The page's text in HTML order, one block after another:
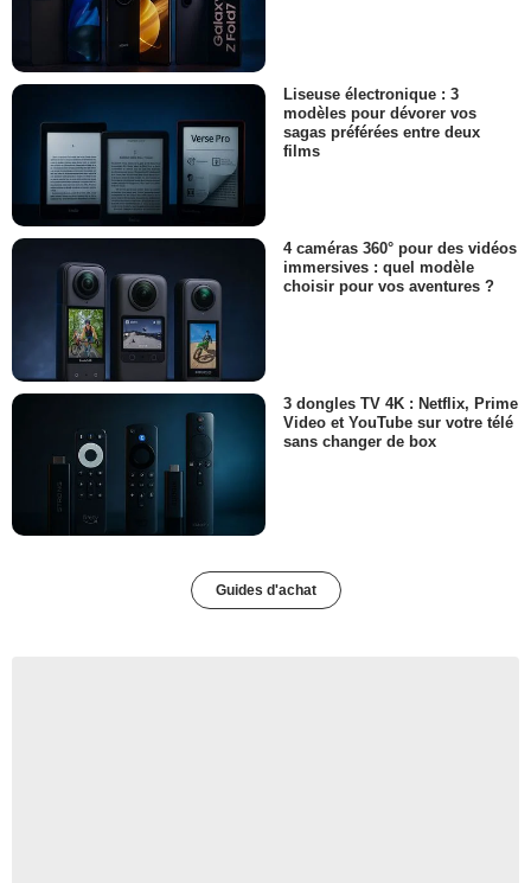
Liseuse électronique : 3
modèles pour dévorer vos
sagas préférées entre deux
films
4 caméras 360° pour des vidéos
immersives : quel modèle
choisir pour vos aventures ?
3 dongles TV 4K : Netflix, Prime
Video et YouTube sur votre télé
sans changer de box
Guides d'achat